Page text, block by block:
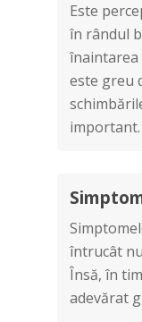
Este
în rândul
înaintarea
este greu
important.
întrucât
Însă, în
adevărat